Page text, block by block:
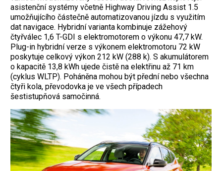
asistenční systémy včetně Highway Driving Assist 1.5
umožňujícího částečně automatizovanou jízdu s využitím
dat navigace. Hybridní varianta kombinuje zážehový
čtyřválec 1,6 T-GDI s elektromotorem o výkonu 47,7 kW.
Plug-in hybridní verze s výkonem elektromotoru 72 kW
poskytuje celkový výkon 212 kW (288 k). S akumulátorem
o kapacitě 13,8 kWh ujede čistě na elektřinu až 71 km
(cyklus WLTP). Poháněna mohou být přední nebo všechna
čtyři kola, převodovka je ve všech případech
šestistupňová samočinná.